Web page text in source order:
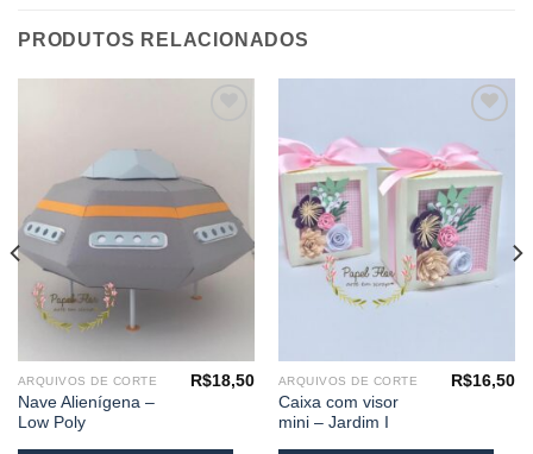
PRODUTOS RELACIONADOS
desejos
ARQUIVOS DE CORTE
Nave Alienígena –
Low Poly
R$18,50
aos
meus
desejos
ARQUIVOS DE CORTE
Caixa com visor
mini – Jardim I
R$16,50